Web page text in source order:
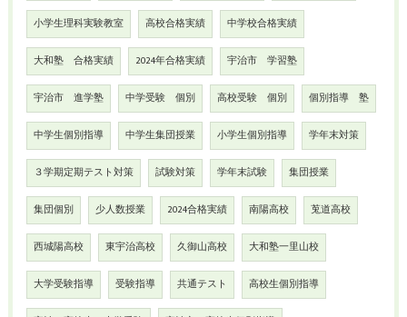
小学生理科実験教室 高校合格実績 中学校合格実績
大和塾 合格実績 2024年合格実績 宇治市 学習塾
宇治市 進学塾 中学受験 個別 高校受験 個別 個別指導 塾
中学生個別指導 中学生集団授業 小学生個別指導 学年末対策
３学期定期テスト対策 試験対策 学年末試験 集団授業
集団個別 少人数授業 2024合格実績 南陽高校 莵道高校
西城陽高校 東宇治高校 久御山高校 大和塾一里山校
大学受験指導 受験指導 共通テスト 高校生個別指導